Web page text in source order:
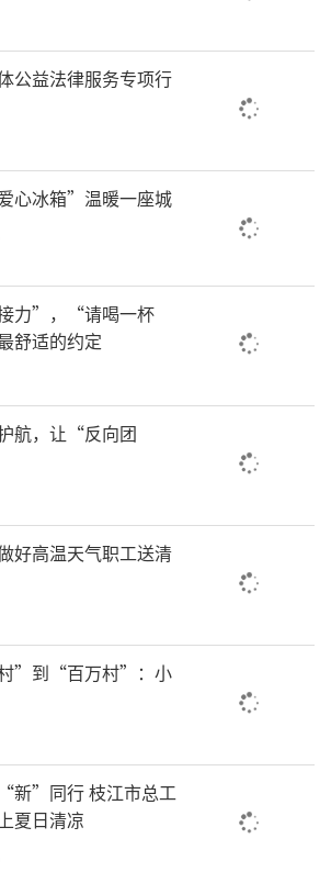
责人表示，这批档案丰富了馆
下一步将对其进行专业整
编研开发，并适时举办专题
距离感受救援队员们不计生
子之心，让志愿精神在江城
责任编辑：洪子舒
公益法律服务专项行
心冰箱”温暖一座城
力”，“请喝一杯
舒适的约定
航，让“反向团
好高温天气职工送清
”到“百万村”：小
新”同行 枝江市总工
夏日清凉